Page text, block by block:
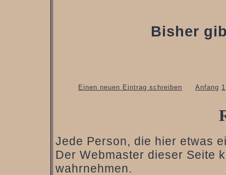
Bisher
Einen neuen Eintrag schreiben Anfang 1
Jede Person, die hier etwas
Der Webmaster dieser Seite
wahrnehmen.